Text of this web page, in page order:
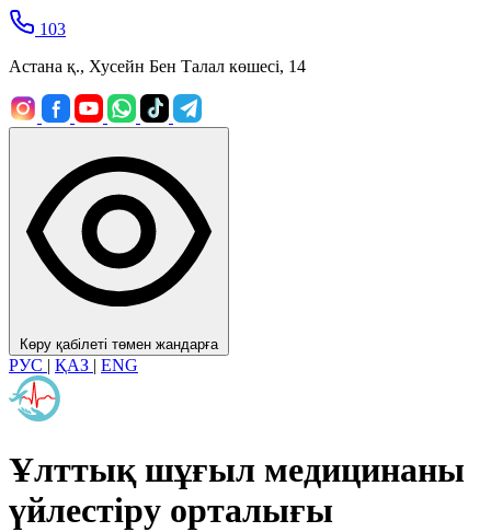
103
Астана қ., Хусейн Бен Талал көшесі, 14
Көру қабілеті төмен жандарға
РУС | ҚАЗ | ENG
Ұлттық шұғыл медицинаны
үйлестіру орталығы